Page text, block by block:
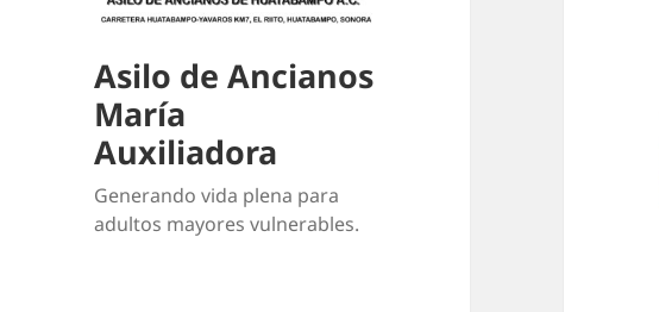
Asilo de Ancianos
María
Auxiliadora
Generando vida plena para
adultos mayores vulnerables.